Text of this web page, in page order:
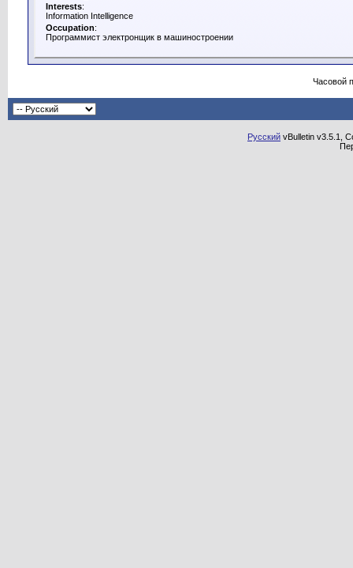
Interests:
Information Intelligence
Occupation:
Программист электронщик в машиностроении
Часовой
Русский vBulletin v3.5.1,